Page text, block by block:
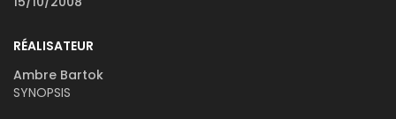
RÉALISATEUR
Ambre Bartok
SYNOPSIS